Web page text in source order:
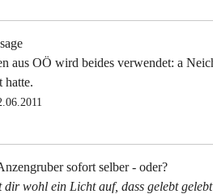
aus OÖ wird beides verwendet: a
hatte.
sofort selber - oder?
dir wohl ein Licht auf, dass gelebt